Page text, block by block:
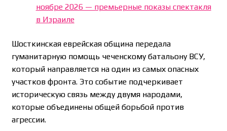
ноябре 2026 — премьерные показы спектакля
в Израиле
Шосткинская еврейская община передала
гуманитарную помощь чеченскому батальону ВСУ,
который направляется на один из самых опасных
участков фронта. Это событие подчеркивает
историческую связь между двумя народами,
которые объединены общей борьбой против
агрессии.